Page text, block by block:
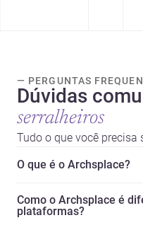
— PERGUNTAS
Dúvidas
serralheiros
Tudo o que você precisa
O que é o Archsplace?
Como o Archsplace é
plataformas?